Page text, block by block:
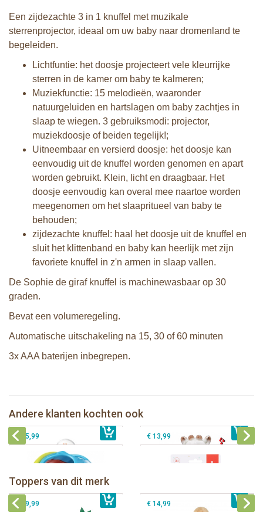
Een zijdezachte 3 in 1 knuffel met muzikale
sterrenprojector, ideaal om uw baby naar dromenland te
begeleiden.
Lichtfuntie: het doosje projecteert vele kleurrijke
sterren in de kamer om baby te kalmeren;
Muziekfunctie: 15 melodieën, waaronder
natuurgeluiden en hartslagen om baby zachtjes in
slaap te wiegen. 3 gebruiksmodi: projector,
muziekdoosje of beiden tegelijk!;
Uitneembaar en versierd doosje: het doosje kan
eenvoudig uit de knuffel worden genomen en apart
worden gebruikt. Klein, licht en draagbaar. Het
doosje eenvoudig kan overal mee naartoe worden
meegenomen om het slaapritueel van baby te
behouden;
zijdezachte knuffel: haal het doosje uit de knuffel en
sluit het klittenband en baby kan heerlijk met zijn
favoriete knuffel in z'n armen in slaap vallen.
De Sophie de giraf knuffel is machinewasbaar op 30
graden.
Bevat een volumeregeling.
Automatische uitschakeling na 15, 30 of 60 minuten
3x AAA baterijen inbegrepen.
Andere klanten kochten ook
€ 14,99
Sophie de giraf rammel speelbal
€ 15,99 € 13,99
Toppers van dit merk
Sophie de giraf Rollin' speelrol IEUF
€ 26,99
Sophie de giraf Baby Seat & Play
Sophie de giraf Activity Wheel
€ 39,99 € 14,99